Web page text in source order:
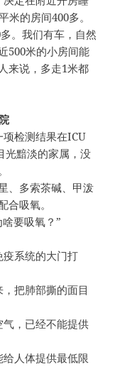
米的房间400多。
。我们有车，自然
500米的小房间能
来说，多走1米都
检测结果在ICU
光黯淡的家属，没
、多索茶碱、甲泼
合吸氧。
要吸氧？”
系统的大门打
把肺部撕的面目
，已经不能提供
人体提供最低限